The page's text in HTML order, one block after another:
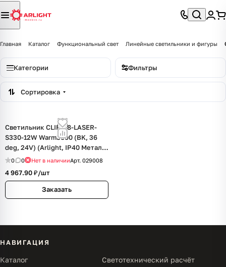
Главная Каталог Функциональный свет Линейные светильники и фигуры
Категории Фильтры
Сортировка
Светильник CLIP-38-LASER-
S330-12W Warm3000 (BK, 36
deg, 24V) (Arlight, IP40 Металл,
3 года)
0 0 Нет в наличииАрт. 029008
4 967.90 ₽/шт
Заказать
НАВИГАЦИЯ
Каталог Светотехнический расчёт